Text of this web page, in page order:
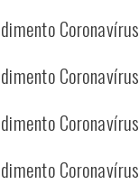
Coronavírus
Coronavírus
Coronavírus
Coronavírus